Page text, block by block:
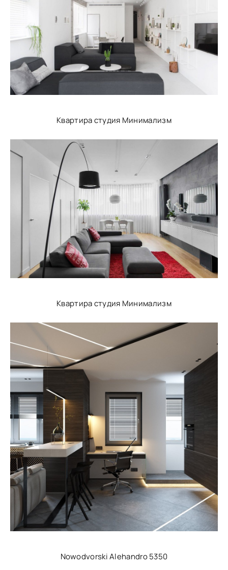
Квартира студия Минимализм
Квартира студия Минимализм
Nowodvorski Alehandro 5350